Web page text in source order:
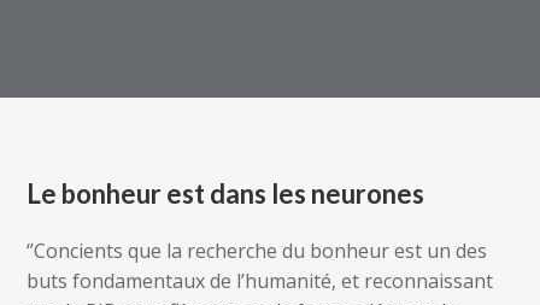
Le bonheur est dans les neurones
‘’Concients que la recherche du bonheur est un des
buts fondamentaux de l’humanité, et reconnaissant